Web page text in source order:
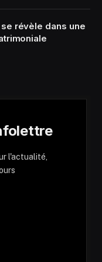
révèle dans une
l'actualité,